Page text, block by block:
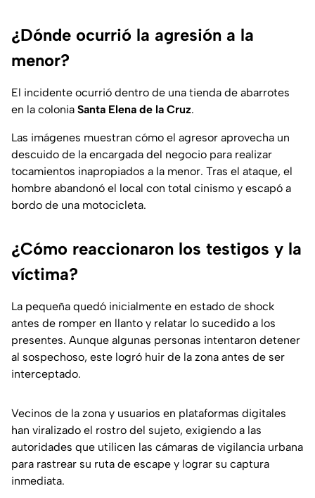
¿Dónde ocurrió la agresión a la
menor?
El incidente ocurrió dentro de una tienda de abarrotes
en la colonia Santa Elena de la Cruz.
Las imágenes muestran cómo el agresor aprovecha un
descuido de la encargada del negocio para realizar
tocamientos inapropiados a la menor. Tras el ataque, el
hombre abandonó el local con total cinismo y escapó a
bordo de una motocicleta.
¿Cómo reaccionaron los testigos y la
víctima?
La pequeña quedó inicialmente en estado de shock
antes de romper en llanto y relatar lo sucedido a los
presentes. Aunque algunas personas intentaron detener
al sospechoso, este logró huir de la zona antes de ser
interceptado.
Vecinos de la zona y usuarios en plataformas digitales
han viralizado el rostro del sujeto, exigiendo a las
autoridades que utilicen las cámaras de vigilancia urbana
para rastrear su ruta de escape y lograr su captura
inmediata.